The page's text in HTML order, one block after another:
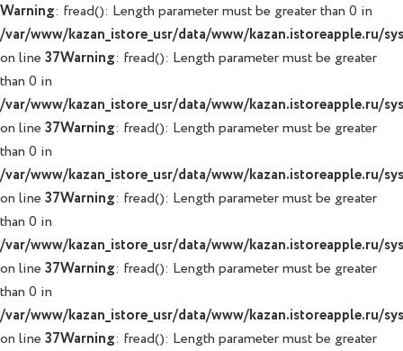
Warning: fread(): Length parameter must be greater than 0 in
/var/www/kazan_istore_usr/data/www/kazan.istoreapple.ru/
on line 37Warning: fread(): Length parameter must be greater
than 0 in
/var/www/kazan_istore_usr/data/www/kazan.istoreapple.ru/
on line 37Warning: fread(): Length parameter must be greater
than 0 in
/var/www/kazan_istore_usr/data/www/kazan.istoreapple.ru/
on line 37Warning: fread(): Length parameter must be greater
than 0 in
/var/www/kazan_istore_usr/data/www/kazan.istoreapple.ru/
on line 37Warning: fread(): Length parameter must be greater
than 0 in
/var/www/kazan_istore_usr/data/www/kazan.istoreapple.ru/
on line 37Warning: fread(): Length parameter must be greater